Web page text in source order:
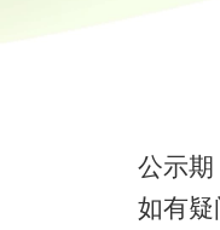
公示期
如有